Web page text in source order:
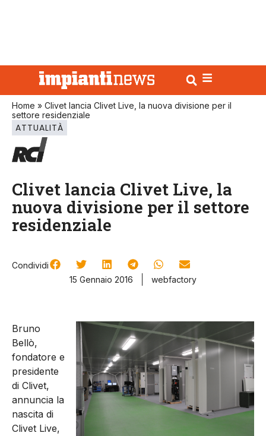
Home » Clivet lancia Clivet Live, la nuova divisione per il
settore residenziale
ATTUALITÀ
Clivet lancia Clivet Live, la
nuova divisione per il settore
residenziale
Condividi
15 Gennaio 2016
webfactory
Bruno
Bellò,
fondatore e
presidente
di Clivet,
annuncia la
nascita di
Clivet Live,